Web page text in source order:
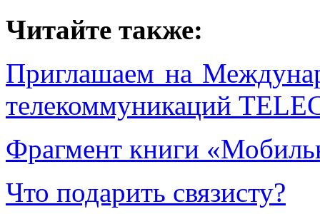
Читайте также:
Приглашаем на
телекоммуникаций
Фрагмент книги
Что подарить связисту?